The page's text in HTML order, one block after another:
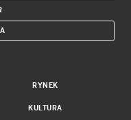
RYNEK
KULTURA